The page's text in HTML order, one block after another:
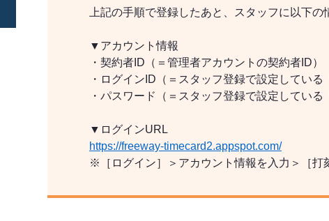
上記の手順で登録したあと、スタッフに以下の
▼アカウント情報
・契約者ID（＝管理者アカウントの契約者ID）
・ログインID（＝スタッフ登録で設定している
・パスワード（＝スタッフ登録で設定している
▼ログインURL
https://freeway-timecard2.appspot.com/
※［ログイン］＞アカウント情報を入力＞［打